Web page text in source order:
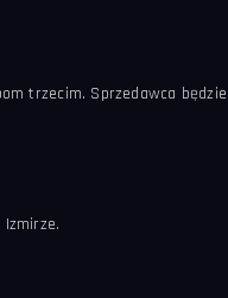
trzecim. Sprzedawca będzie